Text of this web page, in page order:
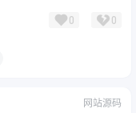
0 0
网站源码